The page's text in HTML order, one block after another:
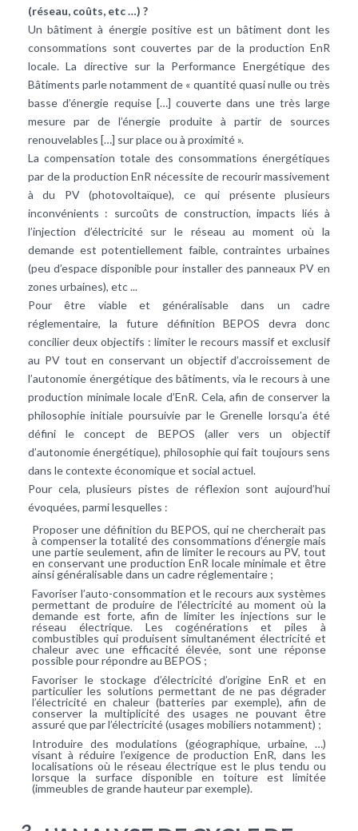
(réseau, coûts, etc …) ?
Un bâtiment à énergie positive est un bâtiment dont les
consommations sont couvertes par de la production EnR
locale. La directive sur la Performance Energétique des
Bâtiments parle notamment de « quantité quasi nulle ou très
basse d’énergie requise […] couverte dans une très large
mesure par de l’énergie produite à partir de sources
renouvelables […] sur place ou à proximité ».
La compensation totale des consommations énergétiques
par de la production EnR nécessite de recourir massivement
à du PV (photovoltaïque), ce qui présente plusieurs
inconvénients : surcoûts de construction, impacts liés à
l’injection d’électricité sur le réseau au moment où la
demande est potentiellement faible, contraintes urbaines
(peu d’espace disponible pour installer des panneaux PV en
zones urbaines), etc ...
Pour être viable et généralisable dans un cadre
réglementaire, la future définition BEPOS devra donc
concilier deux objectifs : limiter le recours massif et exclusif
au PV tout en conservant un objectif d’accroissement de
l’autonomie énergétique des bâtiments, via le recours à une
production minimale locale d’EnR. Cela, afin de conserver la
philosophie initiale poursuivie par le Grenelle lorsqu’a été
défini le concept de BEPOS (aller vers un objectif
d’autonomie énergétique), philosophie qui fait toujours sens
dans le contexte économique et social actuel.
Pour cela, plusieurs pistes de réflexion sont aujourd’hui
évoquées, parmi lesquelles :
Proposer une définition du BEPOS, qui ne chercherait pas
à compenser la totalité des consommations d’énergie mais
une partie seulement, afin de limiter le recours au PV, tout
en conservant une production EnR locale minimale et être
ainsi généralisable dans un cadre réglementaire ;
Favoriser l’auto-consommation et le recours aux systèmes
permettant de produire de l’électricité au moment où la
demande est forte, afin de limiter les injections sur le
réseau électrique. Les cogénérations et piles à
combustibles qui produisent simultanément électricité et
chaleur avec une efficacité élevée, sont une réponse
possible pour répondre au BEPOS ;
Favoriser le stockage d’électricité d’origine EnR et en
particulier les solutions permettant de ne pas dégrader
l’électricité en chaleur (batteries par exemple), afin de
conserver la multiplicité des usages ne pouvant être
assuré que par l’électricité (usages mobiliers notamment) ;
Introduire des modulations (géographique, urbaine, …)
visant à réduire l’exigence de production EnR, dans les
localisations où le réseau électrique est le plus tendu ou
lorsque la surface disponible en toiture est limitée
(immeubles de grande hauteur par exemple).